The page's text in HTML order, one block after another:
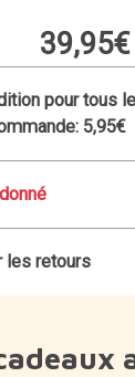
39,95€
pour tous
5,95€
les retours